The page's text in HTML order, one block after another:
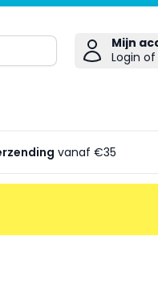
Mijn
Login
vanaf €35